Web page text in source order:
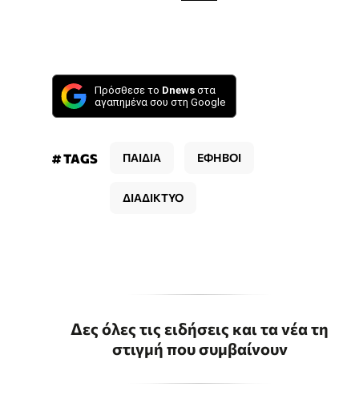
Πρόσθεσε το Dnews στα
αγαπημένα σου στη Google
# TAGS ΠΑΙΔΙΑ ΕΦΗΒΟΙ
ΔΙΑΔΙΚΤΥΟ
Δες όλες τις ειδήσεις και τα νέα τη
στιγμή που συμβαίνουν